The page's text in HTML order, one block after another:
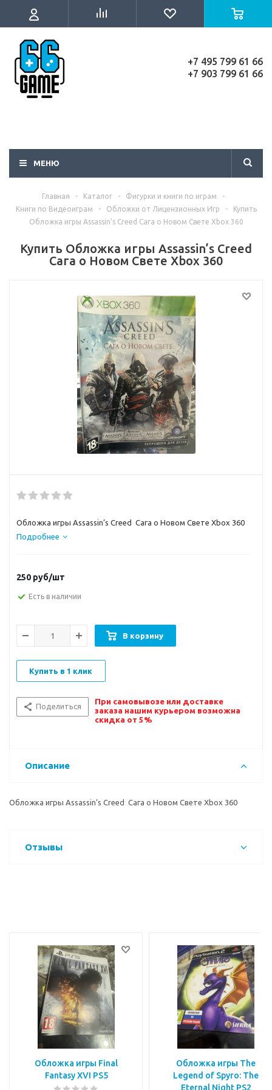
+7 495 799 61 66
+7 903 799 61 66
МЕНЮ
Главная - Каталог - Фигурки и книги по играм
-
Книги по Видеоиграм
- Обложки от Лицензионных Игр -
Купить
Обложка игры Assassin’s Creed Сага о Новом Свете Xbox 360
Купить Обложка игры Assassin’s Creed
Сага о Новом Свете Xbox 360
Обложка игры Assassin’s Creed Сага о Новом Свете Xbox 360
Подробнее
250 руб/шт
Есть в наличии
В корзину
Купить в 1 клик
Поделиться
При самовывозе или доставке
заказа нашим курьером возможна
скидка от 5%
Описание
Обложка игры Assassin’s Creed Сага о Новом Свете Xbox 360
Отзывы
Обложка игры Final
Fantasy XVI PS5
Обложка игры The
Legend of Spyro: The
Eternal Night PS2